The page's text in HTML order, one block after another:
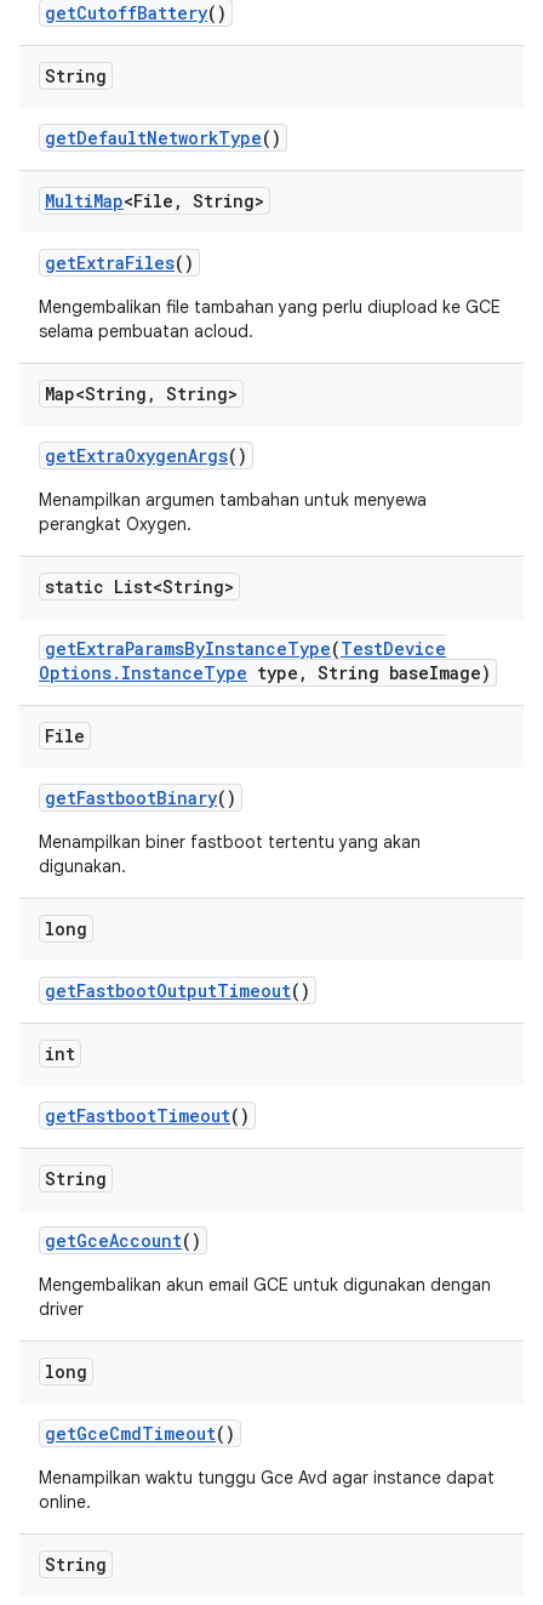
getCutoffBattery()
String
getDefaultNetworkType()
MultiMap<File , String>
getExtraFiles()
Mengembalikan file tambahan yang perlu diupload ke GCE
selama pembuatan acloud.
Map<String , String>
getExtraOxygenArgs()
Menampilkan argumen tambahan untuk menyewa
perangkat Oxygen.
static List<String>
getExtraParamsByInstanceType(TestDevice
Options. InstanceType type , String baseImage)
File
getFastbootBinary()
Menampilkan biner fastboot tertentu yang akan
digunakan.
long
getFastbootOutputTimeout()
int
getFastbootTimeout()
String
getGceAccount()
Mengembalikan akun email GCE untuk digunakan dengan
driver
long
getGceCmdTimeout()
Menampilkan waktu tunggu Gce Avd agar instance dapat
online.
String